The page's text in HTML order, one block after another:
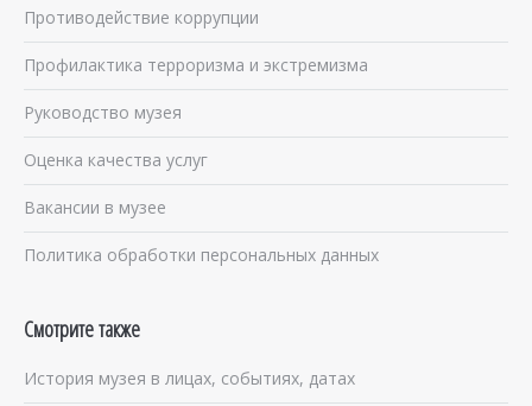
Противодействие коррупции
Профилактика терроризма и экстремизма
Руководство музея
Оценка качества услуг
Вакансии в музее
Политика обработки персональных данных
Смотрите также
История музея в лицах, событиях, датах